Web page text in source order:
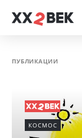
ПУБЛИКАЦИИ
КОСМОС